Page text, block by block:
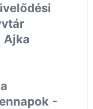
Ajka
-